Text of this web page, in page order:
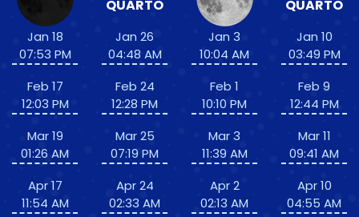
Jan 18
07:53 PM
Feb 17
12:03 PM
Mar 19
01:26 AM
Apr 17
11:54 AM
QUARTO
Jan 26
04:48 AM
Feb 24
12:28 PM
Mar 25
07:19 PM
Apr 24
02:33 AM
Jan 3
10:04 AM
Feb 1
10:10 PM
Mar 3
11:39 AM
Apr 2
02:13 AM
QUARTO
Jan 10
03:49 PM
Feb 9
12:44 PM
Mar 11
09:41 AM
Apr 10
04:55 AM